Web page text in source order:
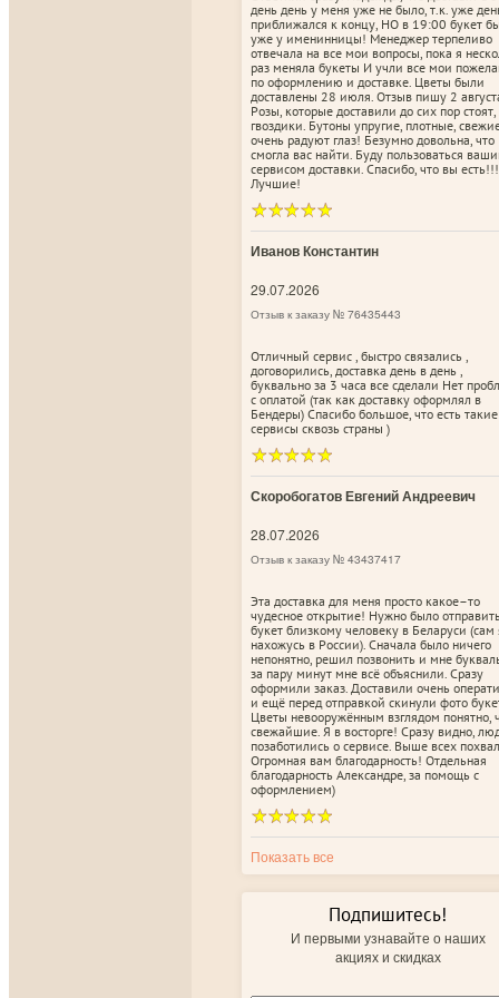
день день у меня уже не было, т.к. уже
приближался к концу, НО в 19:00 букет
уже у именинницы! Менеджер терпеливо
отвечала на все мои вопросы, пока я
раз меняла букеты И учли все мои
по оформлению и доставке. Цветы были
доставлены 28 июля. Отзыв пишу 2
Розы, которые доставили до сих пор стоят,
гвоздики. Бутоны упругие, плотные,
очень радуют глаз! Безумно довольна, что
смогла вас найти. Буду пользоваться
сервисом доставки. Спасибо, что вы есть!!!
Лучшие!
Иванов Константин
29.07.2026
Отзыв к заказу № 76435443
Отличный сервис , быстро связались ,
договорились, доставка день в день ,
буквально за 3 часа все сделали Нет
с оплатой (так как доставку оформлял в
Бендеры) Спасибо большое, что есть такие
сервисы сквозь страны )
Скоробогатов Евгений Андреевич
28.07.2026
Отзыв к заказу № 43437417
Эта доставка для меня просто какое–то
чудесное открытие! Нужно было
букет близкому человеку в Беларуси (сам
нахожусь в России). Сначала было ничего
непонятно, решил позвонить и мне
за пару минут мне всё объяснили. Сразу
оформили заказ. Доставили очень
и ещё перед отправкой скинули фото
Цветы невооружённым взглядом понятно,
свежайшие. Я в восторге! Сразу видно,
позаботились о сервисе. Выше всех похвал.
Огромная вам благодарность! Отдельная
благодарность Александре, за помощь с
оформлением)
Показать все
Подпишитесь!
И первыми узнавайте о наших
акциях и скидках